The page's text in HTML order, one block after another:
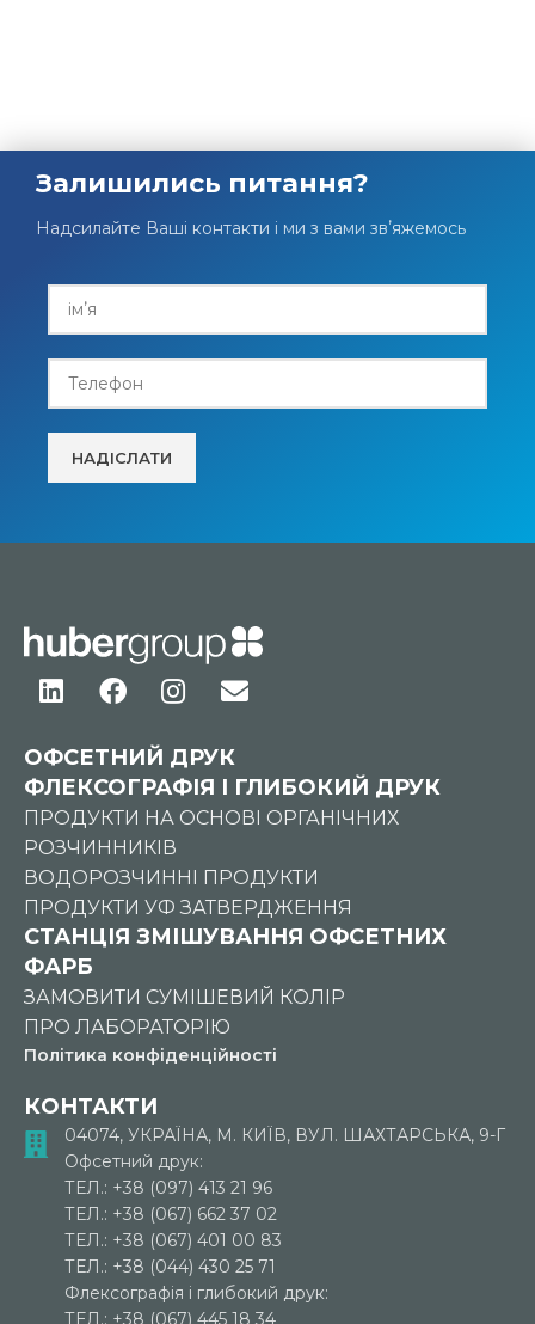
Залишились питання?
Надсилайте Ваші контакти і ми з вами звʼяжемось
ОФСЕТНИЙ ДРУК
ФЛЕКСОГРАФІЯ І ГЛИБОКИЙ ДРУК
ПРОДУКТИ НА ОСНОВІ ОРГАНІЧНИХ
РОЗЧИННИКІВ
ВОДОРОЗЧИННІ ПРОДУКТИ
ПРОДУКТИ УФ ЗАТВЕРДЖЕННЯ
СТАНЦІЯ ЗМІШУВАННЯ ОФСЕТНИХ
ФАРБ
ЗАМОВИТИ СУМІШЕВИЙ КОЛІР
ПРО ЛАБОРАТОРІЮ
Політика конфіденційності
КОНТАКТИ
04074, УКРАЇНА, М. КИЇВ, ВУЛ. ШАХТАРСЬКА, 9-Г
Офсетний друк:
ТЕЛ.: +38 (097) 413 21 96
ТЕЛ.: +38 (067) 662 37 02
ТЕЛ.: +38 (067) 401 00 83
ТЕЛ.: +38 (044) 430 25 71
Флексографія і глибокий друк:
ТЕЛ.: +38 (067) 445 18 34